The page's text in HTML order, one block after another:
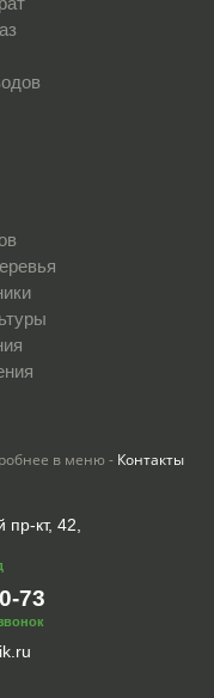
в меню - Контакты
пр-кт, 42,
73